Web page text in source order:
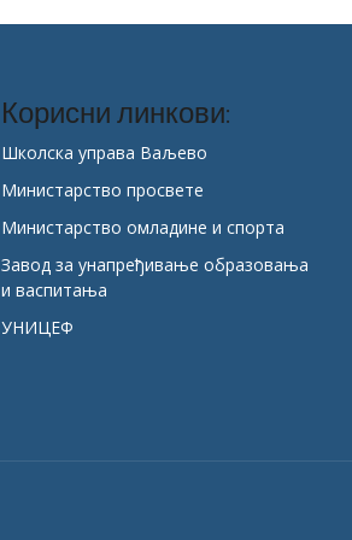
Корисни линкови:
Школска управа Ваљево
Министарство просвете
Министарство омладине и спорта
Завод за унапређивање образовања
и васпитања
УНИЦЕФ